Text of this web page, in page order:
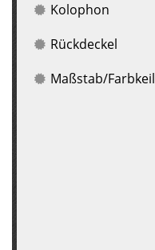
Kolophon
Rückdeckel
Maßstab/Farbkeil